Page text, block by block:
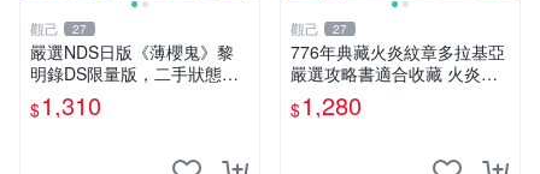
觀己 27
嚴選NDS日版《薄櫻鬼》黎
明錄DS限量版，二手狀態完
好，功能正常遊戲體驗無遺憾
薄櫻鬼 NDS 游戲
$1,310
觀己 27
776年典藏火炎紋章多拉基亞
嚴選攻略書適合收藏 火炎紋
章 多拉基亞 攻略 書籍
$1,280